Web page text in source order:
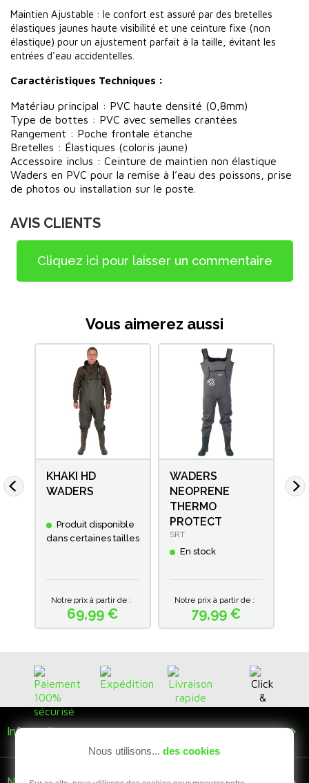
Maintien Ajustable : le confort est assuré par des bretelles
élastiques jaunes haute visibilité et une ceinture fixe (non
élastique) pour un ajustement parfait à la taille, évitant les
entrées d'eau accidentelles.
Caractéristiques Techniques :
Matériau principal : PVC haute densité (0,8mm)
Type de bottes : PVC avec semelles crantées
Rangement : Poche frontale étanche
Bretelles : Élastiques (coloris jaune)
Accessoire inclus : Ceinture de maintien non élastique
Waders en PVC pour la remise à l’eau des poissons, prise
de photos ou installation sur le poste.
AVIS CLIENTS
Cliquez ici pour laisser un commentaire
Vous aimerez aussi
KHAKI HD
WADERS
Produit disponible
dans certaines tailles
Prix
Notre prix à partir de :
69,99 €
WADERS
NEOPRENE
THERMO
PROTECT
SRT
En stock
Prix
Notre prix à partir de :
79,99 €
Informations 
Nous utilisons... des cookies